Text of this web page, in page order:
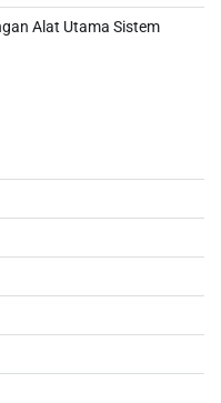
Alat Utama Sistem